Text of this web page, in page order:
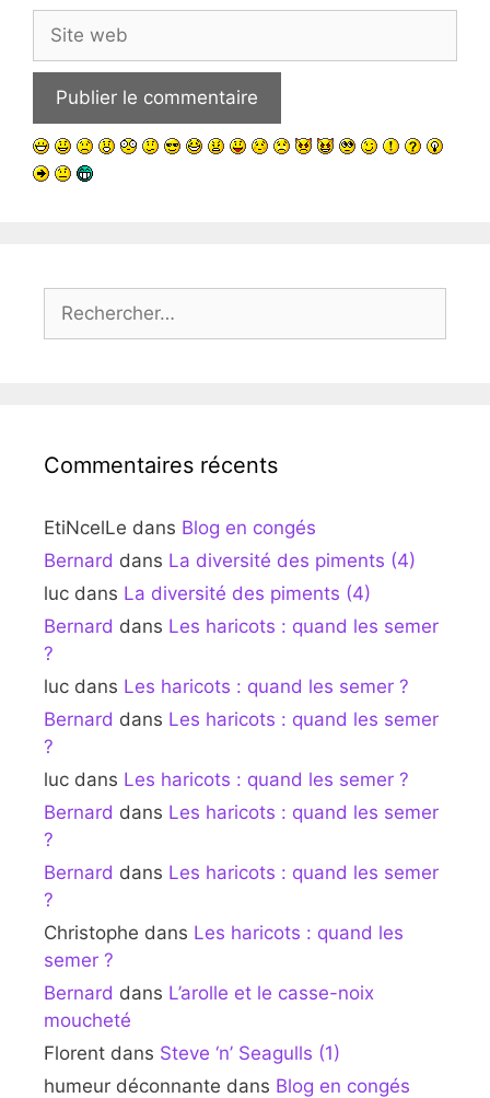
web
Commentaires récents
EtiNcelLe dans Blog en congés
Bernard dans La diversité des piments (4)
luc dans La diversité des piments (4)
Bernard dans Les haricots : quand les semer
?
luc dans Les haricots : quand les semer ?
Bernard dans Les haricots : quand les semer
?
luc dans Les haricots : quand les semer ?
Bernard dans Les haricots : quand les semer
?
Bernard dans Les haricots : quand les semer
?
Christophe dans Les haricots : quand les
semer ?
Bernard dans L’arolle et le casse-noix
moucheté
Florent dans Steve ‘n’ Seagulls (1)
humeur déconnante dans Blog en congés